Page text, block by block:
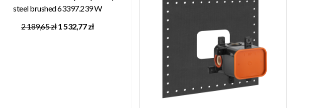
steel brushed 63397.239 W
2 189,65 zł1 532,77 zł